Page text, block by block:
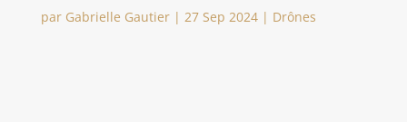
par Gabrielle Gautier| 27 Sep 2024| Drônes